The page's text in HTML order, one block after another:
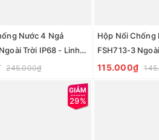
Nước 4 Ngả
Trời IP68 - Linh
Zalaa
245.000₫
Hộp Nối Chống
FSH713-3
kiện đèn led
115.000₫
29%